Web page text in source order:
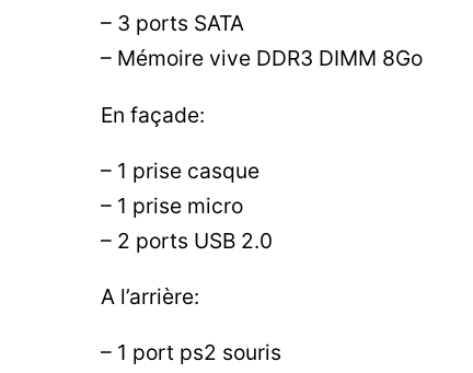
– 3 ports SATA
– Mémoire vive DDR3 DIMM 8Go
En façade:
– 1 prise casque
– 1 prise micro
– 2 ports USB 2.0
A l’arrière:
– 1 port ps2 souris